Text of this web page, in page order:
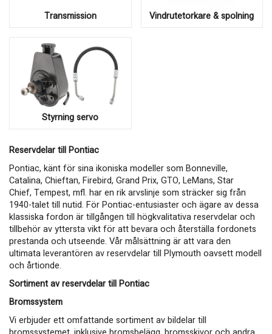
Transmission Vindrutetorkare & spolning
Styrning servo
Reservdelar till Pontiac
Pontiac, känt för sina ikoniska modeller som Bonneville,
Catalina, Chieftan, Firebird, Grand Prix, GTO, LeMans, Star
Chief, Tempest, mfl. har en rik arvslinje som sträcker sig från
1940-talet till nutid. För Pontiac-entusiaster och ägare av dessa
klassiska fordon är tillgången till högkvalitativa reservdelar och
tillbehör av yttersta vikt för att bevara och återställa fordonets
prestanda och utseende. Vår målsättning är att vara den
ultimata leverantören av reservdelar till Plymouth oavsett modell
och årtionde.
Sortiment av reservdelar till Pontiac
Bromssystem
Vi erbjuder ett omfattande sortiment av bildelar till